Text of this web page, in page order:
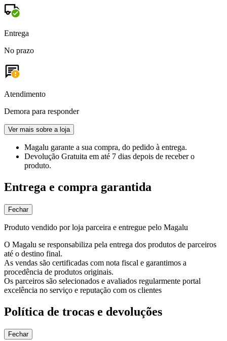
Entrega
No prazo
Atendimento
Demora para responder
Ver mais sobre a loja
Magalu garante a sua compra, do pedido à entrega.
Devolução Gratuita em até 7 dias depois de receber o
produto.
Entrega e compra garantida
Fechar
Produto vendido por loja parceira e entregue pelo Magalu
O Magalu se responsabiliza pela entrega dos produtos de parceiros
até o destino final.
As vendas são certificadas com nota fiscal e garantimos a
procedência de produtos originais.
Os parceiros são selecionados e avaliados regularmente portal
excelência no serviço e reputação com os clientes
Política de trocas e devoluções
Fechar